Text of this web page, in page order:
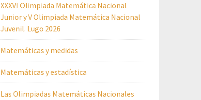
XXXVI Olimpiada Matemática Nacional
Junior y V Olimpiada Matemática Nacional
Juvenil. Lugo 2026
Matemáticas y medidas
Matemáticas y estadística
Las Olimpiadas Matemáticas Nacionales